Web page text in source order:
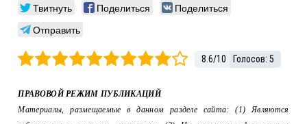
Твитнуть Поделиться
Поделиться
Отправить
8.6/10 Голосов:5
ПРАВОВОЙ РЕЖИМ ПУБЛИКАЦИЙ
Материалы, размещаемые в данном разделе сайта: (1) Являются